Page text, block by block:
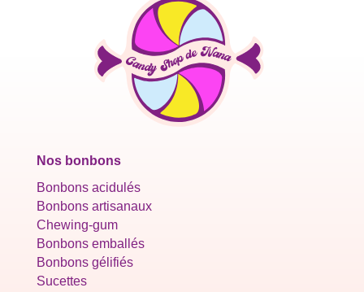
Nos bonbons
Bonbons acidulés
Bonbons artisanaux
Chewing-gum
Bonbons emballés
Bonbons gélifiés
Sucettes